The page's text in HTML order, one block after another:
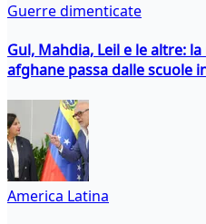
Guerre dimenticate
Gul, Mahdia, Leil e le altre:
afghane passa dalle scuole
America Latina